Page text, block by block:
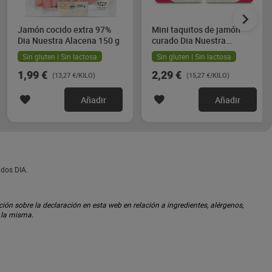
Jamón cocido extra 97%
Dia Nuestra Alacena 150 g
Sin gluten | Sin lactosa
1,99 € (13,27 €/KILO)
Añadir
Mini taquitos de jamón
curado Dia Nuestra
Alacena 2 x 75 g
Sin gluten | Sin lactosa
2,29 € (15,27 €/KILO)
Añadir
DIA.
sobre la declaración en esta web en relación a ingredientes, alérgenos,
misma.